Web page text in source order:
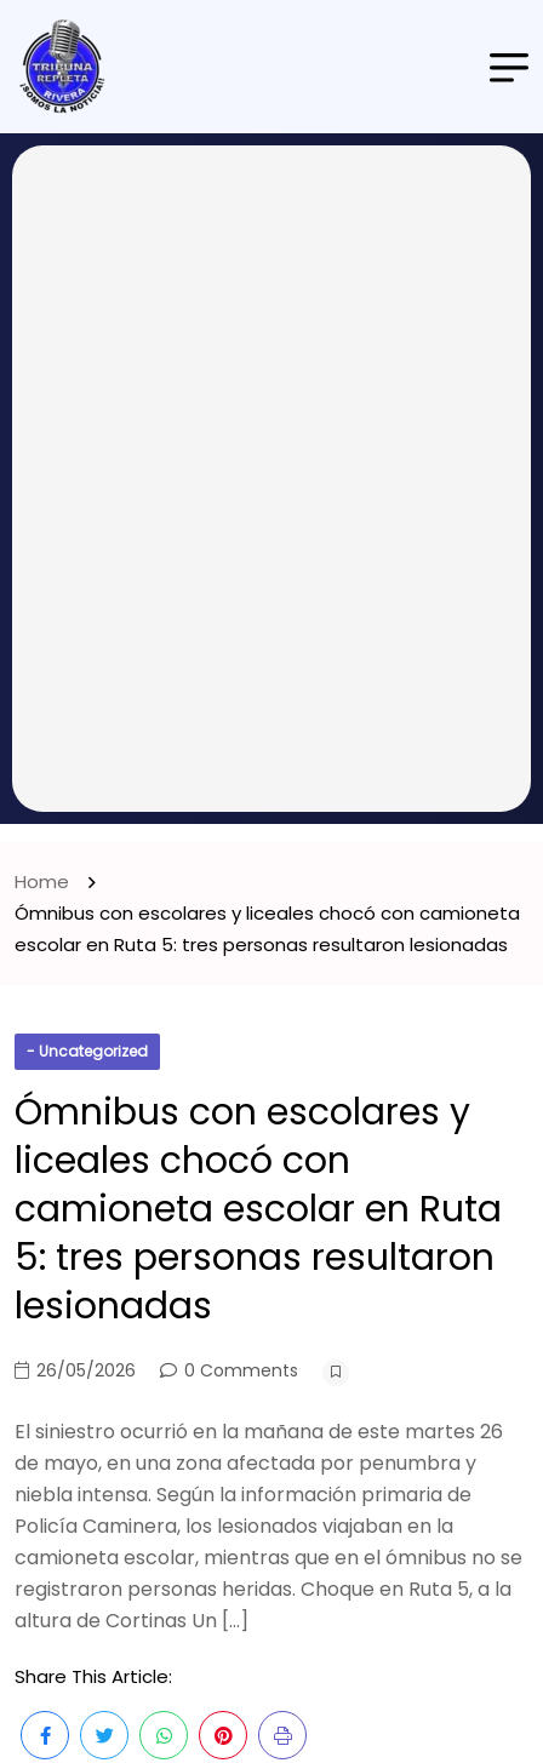
Home
Ómnibus con escolares y liceales chocó con camioneta
escolar en Ruta 5: tres personas resultaron lesionadas
- Uncategorized
Ómnibus con escolares y
liceales chocó con
camioneta escolar en Ruta
5: tres personas resultaron
lesionadas
26/05/2026 0 Comments
El siniestro ocurrió en la mañana de este martes 26
de mayo, en una zona afectada por penumbra y
niebla intensa. Según la información primaria de
Policía Caminera, los lesionados viajaban en la
camioneta escolar, mientras que en el ómnibus no se
registraron personas heridas. Choque en Ruta 5, a la
altura de Cortinas Un […]
Share This Article: